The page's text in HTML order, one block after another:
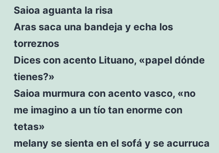
Saioa aguanta la risa
Aras saca una bandeja y echa los
torreznos
Dices con acento Lituano, «papel dónde
tienes?»
Saioa murmura con acento vasco, «no
me imagino a un tío tan enorme con
tetas»
melany se sienta en el sofá y se acurruca